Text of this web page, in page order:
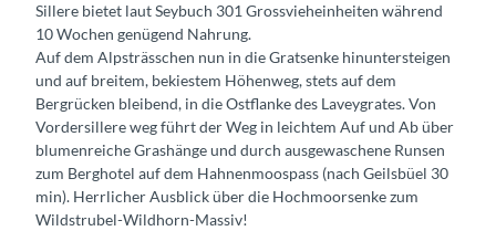
Sillere bietet laut Seybuch 301 Grossvieheinheiten während
10 Wochen genügend Nahrung.
Auf dem Alpsträsschen nun in die Gratsenke hinuntersteigen
und auf breitem, bekiestem Höhenweg, stets auf dem
Bergrücken bleibend, in die Ostflanke des Laveygrates. Von
Vordersillere weg führt der Weg in leichtem Auf und Ab über
blumenreiche Grashänge und durch ausgewaschene Runsen
zum Berghotel auf dem Hahnenmoospass (nach Geilsbüel 30
min). Herrlicher Ausblick über die Hochmoorsenke zum
Wildstrubel-Wildhorn-Massiv!